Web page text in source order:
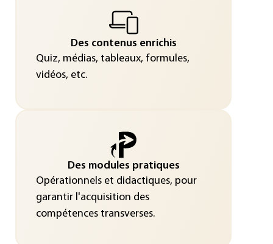
Des contenus enrichis
Quiz, médias, tableaux, formules,
vidéos, etc.
Des modules pratiques
Opérationnels et didactiques, pour
garantir l'acquisition des
compétences transverses.